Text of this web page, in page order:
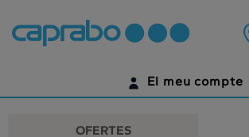
Promocions
descomptes
als
contingut
pàgina
El meu compte
OFERTES